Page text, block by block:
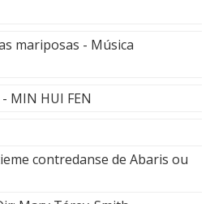
mariposas - Música
MIN HUI FEN
contredanse de Abaris ou